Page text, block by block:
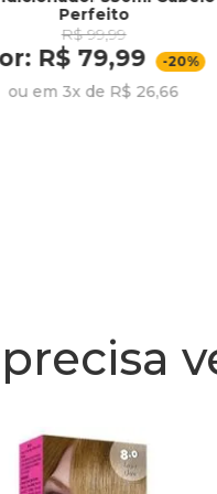
Perfeito
R$ 99,99
R$ 79,99 -20%
ou em 3x de R$ 26,66